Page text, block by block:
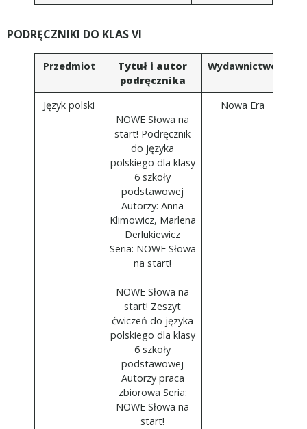
PODRĘCZNIKI DO KLAS VI
Przedmiot
Tytuł i autor
podręcznika
Wydawnictwo
Język polski
NOWE Słowa na
start! Podręcznik
do języka
polskiego dla klasy
6 szkoły
podstawowej
Autorzy: Anna
Klimowicz, Marlena
Derlukiewicz
Seria: NOWE Słowa
na start!
NOWE Słowa na
start! Zeszyt
ćwiczeń do języka
polskiego dla klasy
6 szkoły
podstawowej
Autorzy praca
zbiorowa Seria:
NOWE Słowa na
start!
Nowa Era